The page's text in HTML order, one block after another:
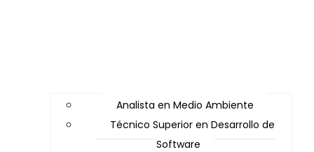
Analista en Medio Ambiente
Técnico Superior en Desarrollo de
Software